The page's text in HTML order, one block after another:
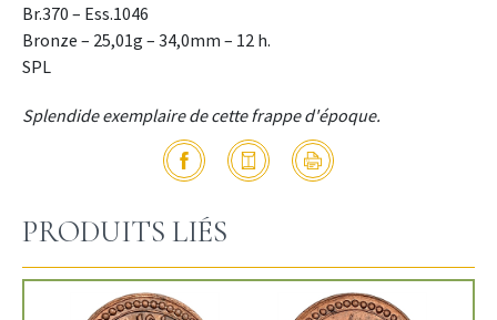
Br.370 – Ess.1046
Bronze – 25,01g – 34,0mm – 12 h.
SPL
Splendide exemplaire de cette frappe d'époque.
PRODUITS LIÉS